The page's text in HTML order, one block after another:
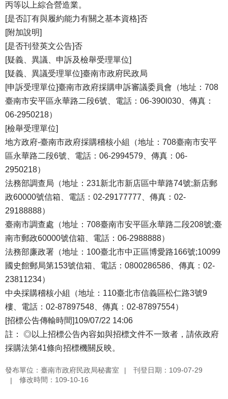
丙等以上綜合營造業。
[是否訂有與履約能力有關之基本資格]否
[附加說明]
[是否刊登英文公告]否
[疑義、異議、申訴及檢舉受理單位]
[疑義、異議受理單位]臺南市政府民政局
[申訴受理單位]臺南市政府採購申訴審議委員會（地址：708
臺南市安平區永華路二段6號、電話：06-390l030、傳真：
06-2950218）
[檢舉受理單位]
地方政府-臺南市政府採購稽核小組（地址：708臺南市安平
區永華路二段6號、電話：06-2994579、傳真：06-
2950218）
法務部調查局（地址：231新北市新店區中華路74號;新店郵
政60000號信箱、電話：02-29177777、傳真：02-
29188888）
臺南市調查處（地址：708臺南市安平區永華路二段208號;臺
南市郵政60000號信箱、電話：06-2988888）
法務部廉政署（地址：100臺北市中正區博愛路166號;10099
國史館郵局第153號信箱、電話：0800286586、傳真：02-
23811234）
中央採購稽核小組（地址：110臺北市信義區松仁路3號9
樓、電話：02-87897548、傳真：02-87897554）
[招標公告傳輸時間]109/07/22 14:06
註： ◎以上招標公告內容如與招標文件不一致者，請依政府
採購法第41條向招標機關反映。
發布單位：臺南市政府民政局秘書室
刊登日期：109-07-29
修改時間：109-10-16